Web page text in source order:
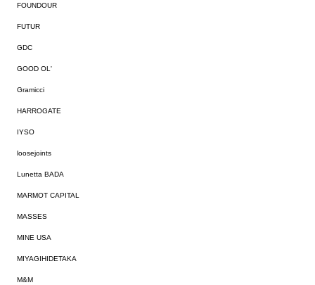
FOUNDOUR
FUTUR
GDC
GOOD OL'
Gramicci
HARROGATE
IYSO
loosejoints
Lunetta BADA
MARMOT CAPITAL
MASSES
MINE USA
MIYAGIHIDETAKA
M&M